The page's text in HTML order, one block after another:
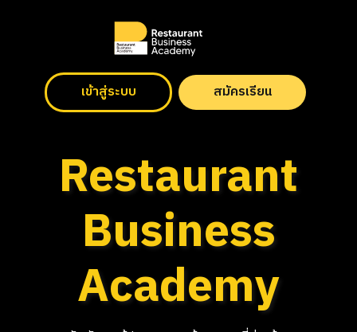
เข้าสู่ระบบ สมัครเรียน
Restaurant
Business
Academy